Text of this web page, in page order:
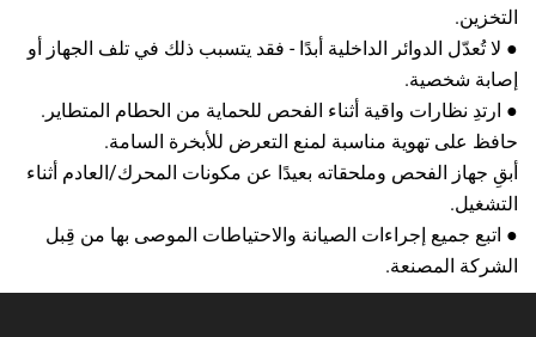
التخزين.
● لا تُعدّل الدوائر الداخلية أبدًا - فقد يتسبب ذلك في تلف الجهاز أو
إصابة شخصية.
● ارتدِ نظارات واقية أثناء الفحص للحماية من الحطام المتطاير.
حافظ على تهوية مناسبة لمنع التعرض للأبخرة السامة.
أبقِ جهاز الفحص وملحقاته بعيدًا عن مكونات المحرك/العادم أثناء
التشغيل.
● اتبع جميع إجراءات الصيانة والاحتياطات الموصى بها من قِبل
الشركة المصنعة.